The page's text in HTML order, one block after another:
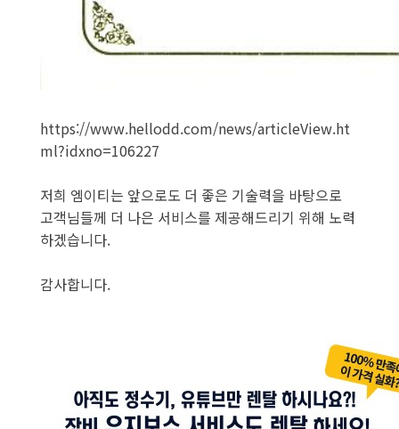
https://www.hellodd.com/news/articleView.ht
ml?idxno=106227
저희 엠이티는 앞으로도 더 좋은 기술력을 바탕으로
고객님들께 더 나은 서비스를 제공해드리기 위해 노력
하겠습니다.
감사합니다.